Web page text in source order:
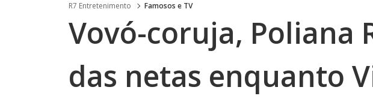
R7 Entretenimento Famosos e TV
Vovó-coruja, Poliana
das netas enquanto